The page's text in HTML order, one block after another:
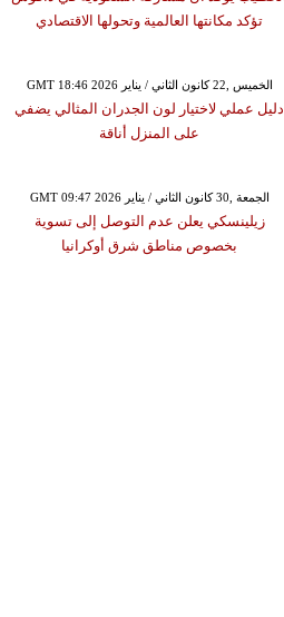
تؤكد مكانتها العالمية وتحولها الاقتصادي
GMT 18:46 2026 الخميس ,22 كانون الثاني / يناير
دليل عملي لاختيار لون الجدران المثالي يضفي
على المنزل أناقة
GMT 09:47 2026 الجمعة ,30 كانون الثاني / يناير
زيلينسكي يعلن عدم التوصل إلى تسوية
بخصوص مناطق شرق أوكرانيا